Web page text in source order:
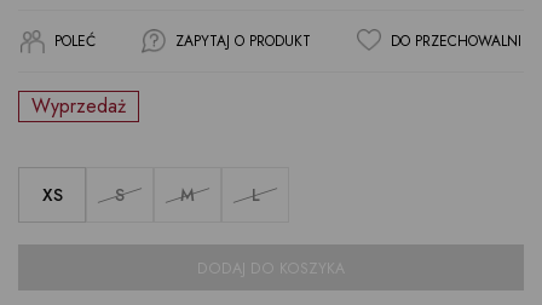
POLEĆ ZAPYTAJ O PRODUKT DO PRZECHOWALNI
Wyprzedaż
XS S M L
DODAJ DO KOSZYKA